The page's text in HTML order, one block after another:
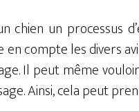
chien un processus
compte les divers
Il peut même
Ainsi, cela peut